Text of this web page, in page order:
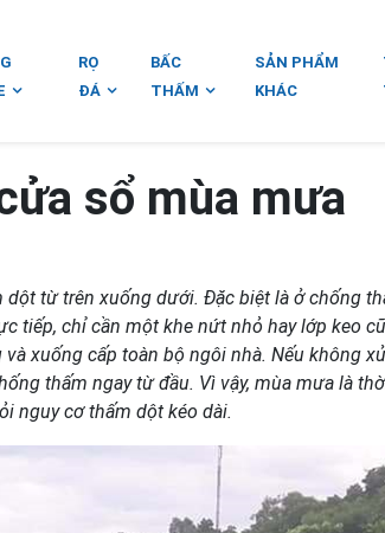
RỌ
ĐÁ
BẤC
THẤM
SẢN PHẨM
KHÁC
sổ mùa mưa
từ trên xuống dưới. Đặc biệt là ở chống
tiếp, chỉ cần một khe nứt nhỏ hay lớp keo
xuống cấp toàn bộ ngôi nhà. Nếu không
thấm ngay từ đầu. Vì vậy, mùa mưa là
nguy cơ thấm dột kéo dài.